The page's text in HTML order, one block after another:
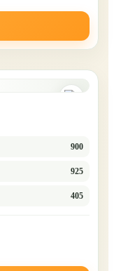
900
925
405